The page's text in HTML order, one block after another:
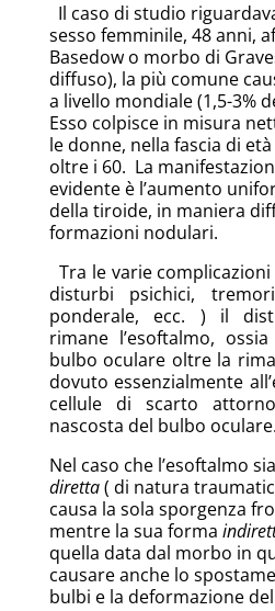
Il caso di studio
sesso femminile, 48 anni,
Basedow o morbo di
diffuso), la più comune
a livello mondiale (1,5-3%
Esso colpisce in misura
le donne, nella fascia di
oltre i 60. La
evidente è l’aumento
della tiroide, in maniera
formazioni nodulari.
Tra le varie
disturbi psichici,
ponderale, ecc. ) il
rimane l’esoftalmo,
bulbo oculare oltre la
dovuto essenzialmente
cellule di scarto
nascosta del bulbo oculare.
Nel caso che l’esoftalmo
diretta( di natura
causa la sola sporgenza
mentre la sua forma
quella data dal morbo in
causare anche lo
bulbi e la deformazione